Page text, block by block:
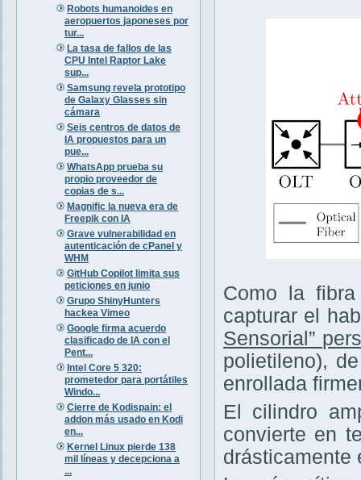
Robots humanoides en
aeropuertos japoneses por
tur...
La tasa de fallos de las
CPU Intel Raptor Lake
sup...
Samsung revela prototipo
de Galaxy Glasses sin
cámara
Seis centros de datos de
IA propuestos para un
pue...
WhatsApp prueba su
propio proveedor de
copias de s...
Magnific la nueva era de
Freepik con IA
Grave vulnerabilidad en
autenticación de cPanel y
WHM
GitHub Copilot limita sus
peticiones en junio
Grupo ShinyHunters
hackea Vimeo
Google firma acuerdo
clasificado de IA con el
Pent...
Intel Core 5 320:
prometedor para portátiles
Windo...
Cierre de Kodispain: el
addon más usado en Kodi
en...
Kernel Linux pierde 138
mil líneas y decepciona a
...
Como la
capturar el
Sensorial”
polietileno),
enrollada
El cilindro
convierte en
drásticamente